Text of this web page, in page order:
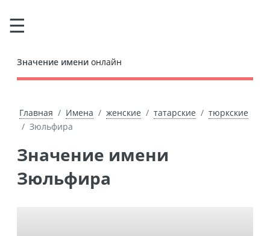
Значение имени онлайн
Главная Имена женские татарские
тюркские
Зюльфира
Значение имени
Зюльфира